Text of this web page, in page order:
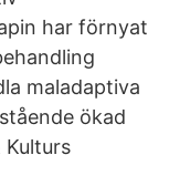
har förnyat
maladaptiva
ökad